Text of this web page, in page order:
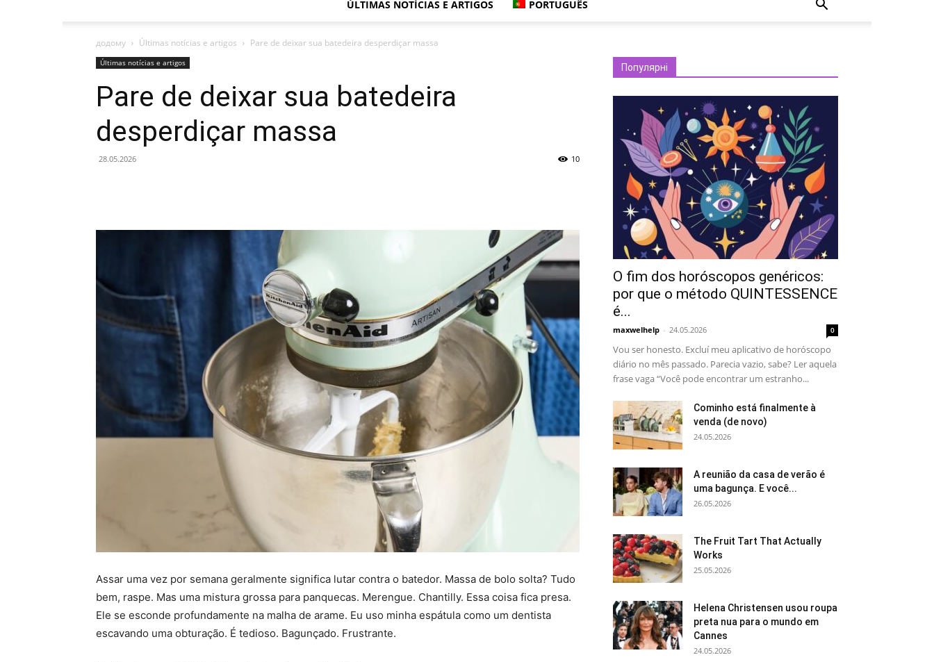
ÚLTIMAS NOTÍCIAS E ARTIGOS PORTUGUÊS
додому Últimas notícias e artigos Pare de deixar sua batedeira desperdiçar massa
Últimas notícias e artigos
Pare de deixar sua batedeira
desperdiçar massa
28.05.2026 10
Assar uma vez por semana geralmente significa lutar contra o batedor. Massa de bolo solta? Tudo
bem, raspe. Mas uma mistura grossa para panquecas. Merengue. Chantilly. Essa coisa fica presa.
Ele se esconde profundamente na malha de arame. Eu uso minha espátula como um dentista
escavando uma obturação. É tedioso. Bagunçado. Frustrante.
Популярні
O fim dos horóscopos genéricos:
por que o método QUINTESSENCE
é...
maxwelhelp - 24.05.2026 0
Vou ser honesto. Excluí meu aplicativo de horóscopo
diário no mês passado. Parecia vazio, sabe? Ler aquela
frase vaga “Você pode encontrar um estranho...
Cominho está finalmente à
venda (de novo)
24.05.2026
A reunião da casa de verão é
uma bagunça. E você...
26.05.2026
The Fruit Tart That Actually
Works
25.05.2026
Helena Christensen usou roupa
preta nua para o mundo em
Cannes
24.05.2026